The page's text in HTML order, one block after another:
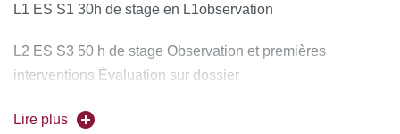
L1 ES S1 30h de stage en L1observation
L2 ES S3 50 h de stage Observation et premières
interventions Évaluation sur dossier
L2 ES S4 50 h de stage Observation et premières
Lire plus